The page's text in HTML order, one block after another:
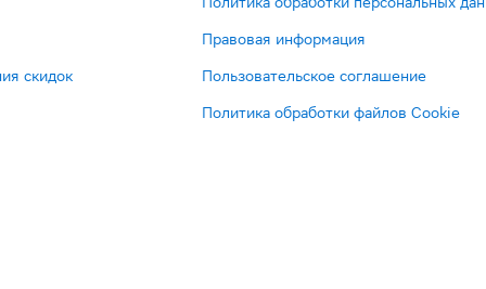
скидок
Правовая информация
Пользовательское соглашение
Политика обработки файлов Cookie